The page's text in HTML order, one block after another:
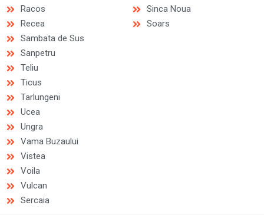
Racos
Recea
Sambata de Sus
Sanpetru
Teliu
Ticus
Tarlungeni
Ucea
Ungra
Vama Buzaului
Vistea
Voila
Vulcan
Sercaia
Sinca Noua
Soars